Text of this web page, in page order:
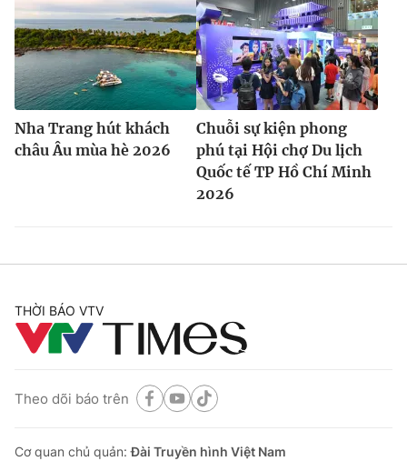
Nha Trang hút khách
châu Âu mùa hè 2026
Chuỗi sự kiện phong
phú tại Hội chợ Du lịch
Quốc tế TP Hồ Chí Minh
2026
THỜI BÁO VTV
Theo dõi báo trên
Cơ quan chủ quản:Đài Truyền hình Việt Nam